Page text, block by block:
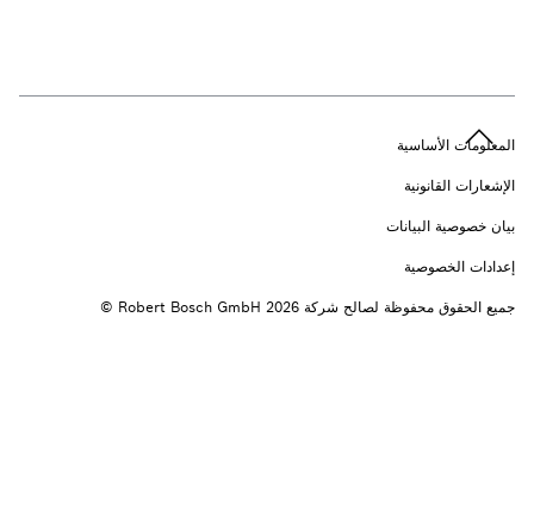
المعلومات الأساسية
الإشعارات القانونية
بيان خصوصية البيانات
إعدادات الخصوصية
جميع الحقوق محفوظة لصالح شركة 2026 ‎© Robert Bosch GmbH